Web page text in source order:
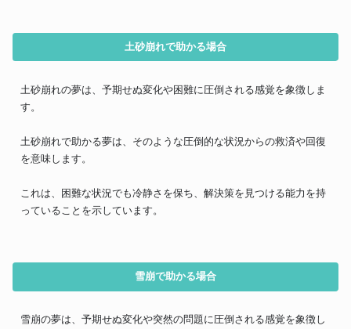
土砂崩れで助かる場合
土砂崩れの夢は、予期せぬ変化や困難に圧倒される感覚を象徴しま
す。
土砂崩れで助かる夢は、そのような圧倒的な状況からの救済や回復
を意味します。
これは、困難な状況でも冷静さを保ち、解決策を見つける能力を持
っていることを示しています。
雪崩で助かる場合
雪崩の夢は、予期せぬ変化や突然の問題に圧倒される感覚を象徴し